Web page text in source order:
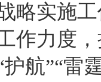
略实施
作力度
航”“雷